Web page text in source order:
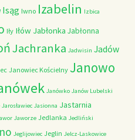
Isąg Iwno Izabelin Izbica
Iły Iłów Jabłonka Jabłonna
Jachranka Jadwisin Jadów
Janowiec Kościelny Janowo
Janówko Janów Lubelski
Jarosławiec Jasionna Jastarnia
Jaworze Jedlanka Jedliński
Jeglijowiec Jeglin Jelcz-Laskowice